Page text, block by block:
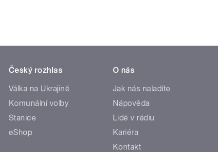
Český rozhlas
Válka na Ukrajině
Komunální volby
Stanice
eShop
O nás
Jak nás naladíte
Nápověda
Lidé v rádiu
Kariéra
Kontakt